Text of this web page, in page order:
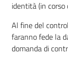
identità (in
Al fine del
faranno fede la
domanda di